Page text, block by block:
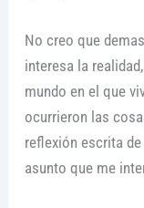
No creo que
interesa la
mundo en el que
ocurrieron las
reflexión escrita
asunto que me